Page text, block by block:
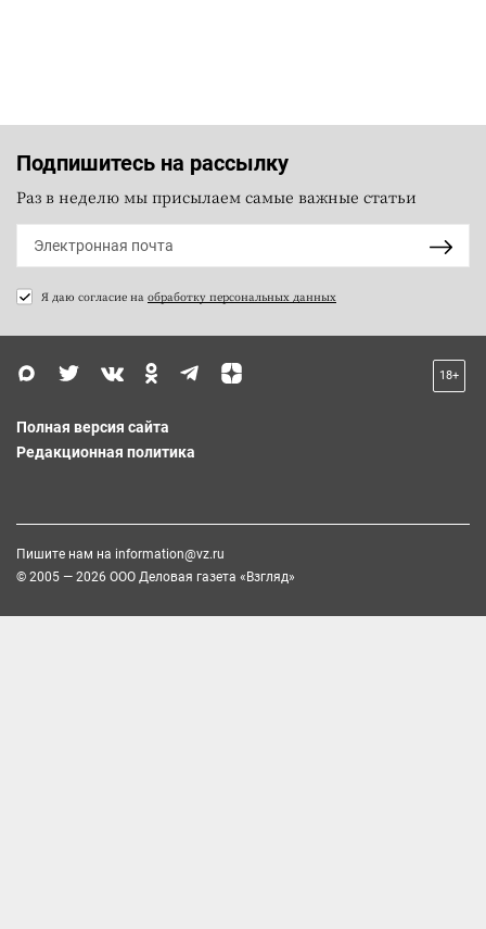
Подпишитесь на рассылку
Раз в неделю мы присылаем самые важные статьи
Я даю согласие на обработку персональных данных
18+
Полная версия сайта
Редакционная политика
Пишите нам на information@vz.ru
© 2005 — 2026 ООО Деловая газета «Взгляд»